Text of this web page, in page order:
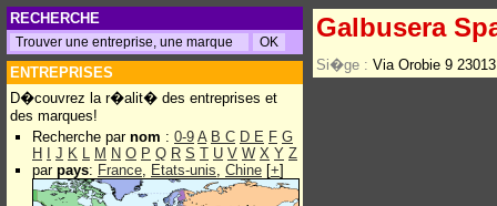
RECHERCHE
ENTREPRISES
D�couvrez la r�alit� des entreprises et
des marques!
Recherche par nom : 0-9 A B C D E F G
H
J K L M N O P Q R S T U V W X Y Z
par pays: France, Etats-unis, Chine [+]
Galbusera
Si�ge : Via Orobie 9